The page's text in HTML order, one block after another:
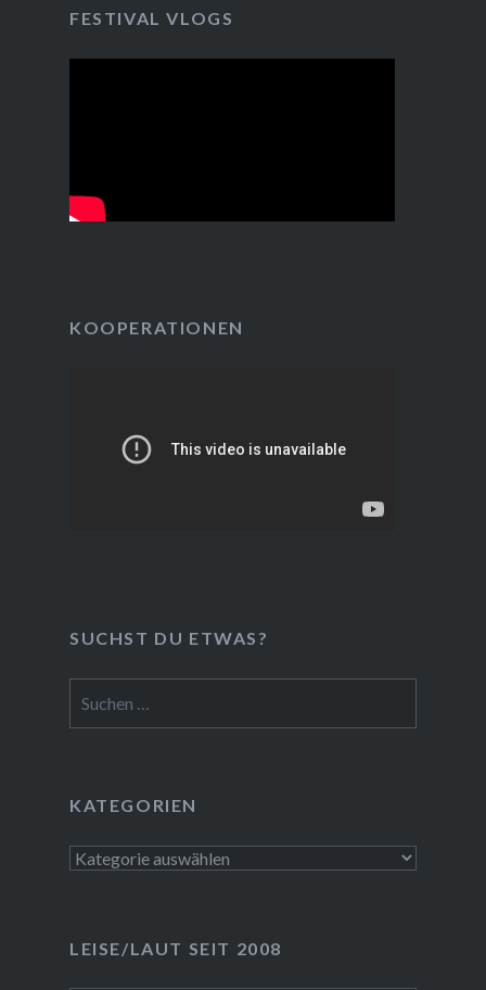
FESTIVAL VLOGS
KOOPERATIONEN
SUCHST DU ETWAS?
nach:
KATEGORIEN
Kategorien
LEISE/LAUT SEIT 2008